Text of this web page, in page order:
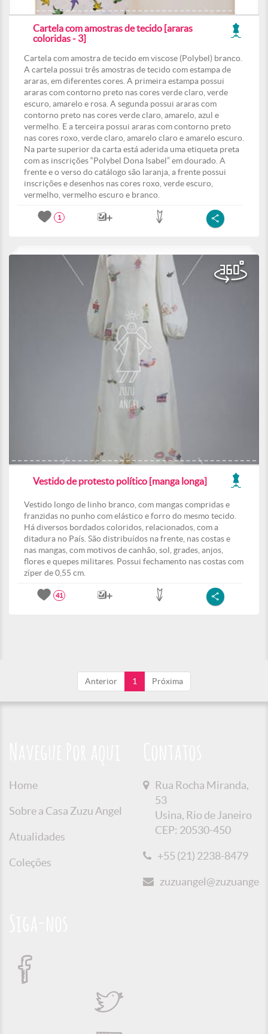
Cartela com amostras de tecido [araras
coloridas - 3]
Cartela com amostra de tecido em viscose (Polybel) branco.
A cartela possui três amostras de tecido com estampa de
araras, em diferentes cores. A primeira estampa possui
araras com contorno preto nas cores verde claro, verde
escuro, amarelo e rosa. A segunda possui araras com
contorno preto nas cores verde claro, amarelo, azul e
vermelho. E a terceira possui araras com contorno preto
nas cores roxo, verde claro, amarelo claro e amarelo escuro.
Na parte superior da carta está aderida uma etiqueta preta
com as inscrições “Polybel Dona Isabel” em dourado. A
frente e o verso do catálogo são laranja, a frente possui
inscrições e desenhos nas cores roxo, verde escuro,
vermelho, vermelho escuro e branco.
1
Vestido de protesto político [manga longa]
Vestido longo de linho branco, com mangas compridas e
franzidas no punho com elástico e forro do mesmo tecido.
Há diversos bordados coloridos, relacionados, com a
ditadura no País. São distribuídos na frente, nas costas e
nas mangas, com motivos de canhão, sol, grades, anjos,
flores e quepes militares. Possui fechamento nas costas com
zíper de 0,55 cm.
41
Anterior 1 Próxima
Home
Sobre a Casa Zuzu Angel
Atualidades
Coleções
Rua Rocha Miranda,
53
Usina, Rio de Janeiro
CEP: 20530-450
+55 (21) 2238-8479